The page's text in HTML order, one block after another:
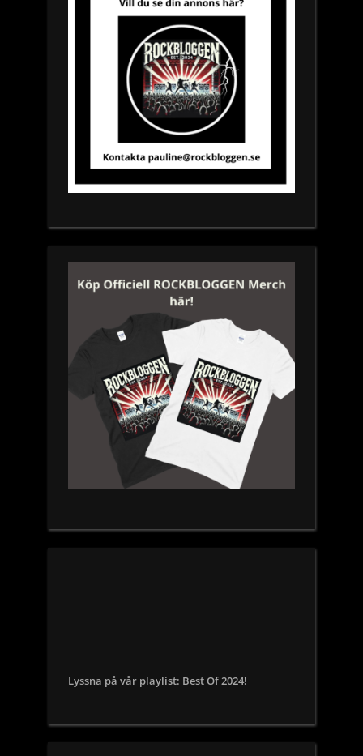
Lyssna på vår playlist: Best Of 2024!